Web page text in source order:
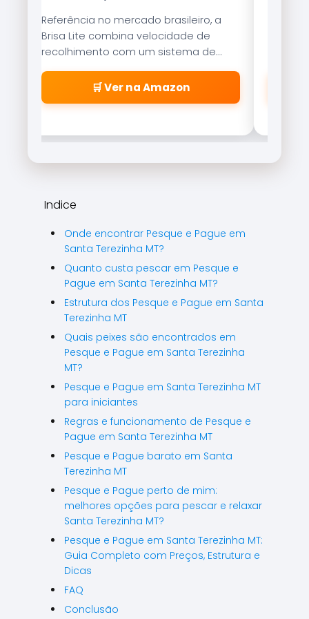
Referência no mercado brasileiro, a
Brisa Lite combina velocidade de
recolhimento com um sistema de
freio magnético que evita as famosas
\\\\\\\\\\\\\\\\\\\\\\\\\\\\\\\\
\\\\\\\\\\\\\\\\\\\\\\\\\\\\\\\\
\\\\\\\\\\\\\\\\\\\\\\\\\\\\\\\\
\\\\\\\\".
🛒 Ver na Amazon
Indice
Onde encontrar Pesque e Pague em
Santa Terezinha MT?
Quanto custa pescar em Pesque e
Pague em Santa Terezinha MT?
Estrutura dos Pesque e Pague em Santa
Terezinha MT
Quais peixes são encontrados em
Pesque e Pague em Santa Terezinha
MT?
Pesque e Pague em Santa Terezinha MT
para iniciantes
Regras e funcionamento de Pesque e
Pague em Santa Terezinha MT
Pesque e Pague barato em Santa
Terezinha MT
Pesque e Pague perto de mim:
melhores opções para pescar e relaxar
Santa Terezinha MT?
Pesque e Pague em Santa Terezinha MT:
Guia Completo com Preços, Estrutura e
Dicas
FAQ
Conclusão